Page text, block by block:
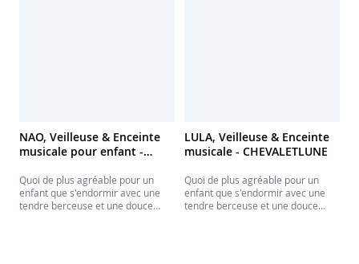
NAO, Veilleuse & Enceinte
musicale pour enfant -
CHEVALETNUAGE
Quoi de plus agréable pour un
enfant que s'endormir avec une
tendre berceuse et une douce
LULA, Veilleuse & Enceinte
musicale - CHEVALETLUNE
Quoi de plus agréable pour un
enfant que s'endormir avec une
tendre berceuse et une douce